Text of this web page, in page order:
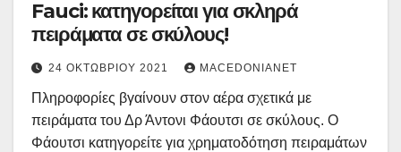
Fauci: κατηγορείται για σκληρά
πειράματα σε σκύλους!
24 ΟΚΤΩΒΡΊΟΥ 2021 MACEDONIANET
Πληροφορίες βγαίνουν στον αέρα σχετικά με
πειράματα του Δρ Άντονι Φάουτσι σε σκύλους. Ο
Φάουτσι κατηγορείτε για χρηματοδότηση πειραμάτων